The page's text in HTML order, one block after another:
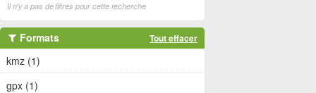
Il n'y a pas de filtres pour cette recherche
Formats Tout effacer
kmz (1)
gpx (1)